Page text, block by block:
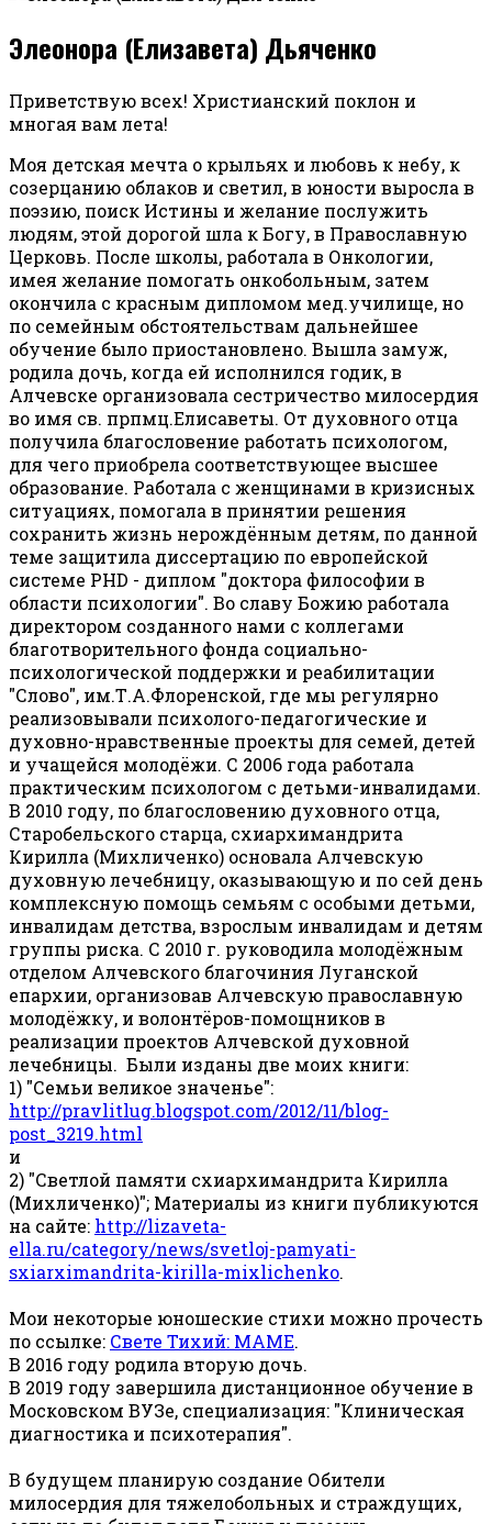
Элеонора (Елизавета) Дьяченко
Приветствую всех! Христианский поклон и
многая вам лета!
Моя детская мечта о крыльях и любовь к небу, к
созерцанию облаков и светил, в юности выросла в
поэзию, поиск Истины и желание послужить
людям, этой дорогой шла к Богу, в Православную
Церковь. После школы, работала в Онкологии,
имея желание помогать онкобольным, затем
окончила с красным дипломом мед.училище, но
по семейным обстоятельствам дальнейшее
обучение было приостановлено. Вышла замуж,
родила дочь, когда ей исполнился годик, в
Алчевске организовала сестричество милосердия
во имя св. прпмц.Елисаветы. От духовного отца
получила благословение работать психологом,
для чего приобрела соответствующее высшее
образование. Работала с женщинами в кризисных
ситуациях, помогала в принятии решения
сохранить жизнь нерождённым детям, по данной
теме защитила диссертацию по европейской
системе PHD - диплом "доктора философии в
области психологии". Во славу Божию работала
директором созданного нами с коллегами
благотворительного фонда социально-
психологической поддержки и реабилитации
"Слово", им.Т.А.Флоренской, где мы регулярно
реализовывали психолого-педагогические и
духовно-нравственные проекты для семей, детей
и учащейся молодёжи. С 2006 года работала
практическим психологом с детьми-инвалидами.
В 2010 году, по благословению духовного отца,
Старобельского старца, схиархимандрита
Кирилла (Михличенко) основала Алчевскую
духовную лечебницу, оказывающую и по сей день
комплексную помощь семьям с особыми детьми,
инвалидам детства, взрослым инвалидам и детям
группы риска. С 2010 г. руководила молодёжным
отделом Алчевского благочиния Луганской
епархии, организовав Алчевскую православную
молодёжку, и волонтёров-помощников в
реализации проектов Алчевской духовной
лечебницы. Были изданы две моих книги:
1) "Семьи великое значенье":
http://pravlitlug.blogspot.com/2012/11/blog-
post_3219.html
и
2) "Светлой памяти схиархимандрита Кирилла
(Михличенко)"; Материалы из книги публикуются
на сайте: http://lizaveta-
ella.ru/category/news/svetloj-pamyati-
sxiarximandrita-kirilla-mixlichenko.
Мои некоторые юношеские стихи можно прочесть
по ссылке: Свете Тихий: МАМЕ.
В 2016 году родила вторую дочь.
В 2019 году завершила дистанционное обучение в
Московском ВУЗе, специализация: "Клиническая
диагностика и психотерапия".
В будущем планирую создание Обители
милосердия для тяжелобольных и страждущих,